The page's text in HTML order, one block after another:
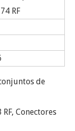
RF
de
RF, Conectores